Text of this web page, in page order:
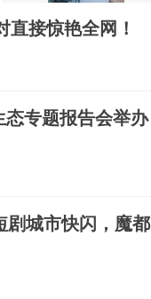
接惊艳全网！
态专题报告会举办
剧城市快闪，魔都